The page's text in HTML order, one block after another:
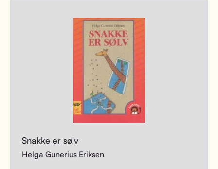
Snakke er sølv
Helga Gunerius Eriksen